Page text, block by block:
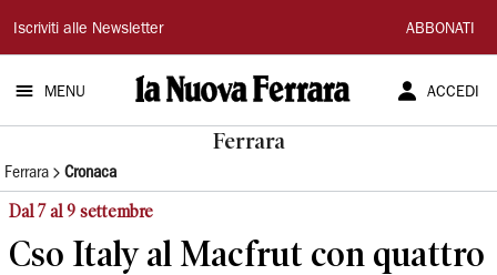
La
Nuova
Ferrara
Iscriviti alle Newsletter ABBONATI
MENU ACCEDI
Ferrara
Ferrara Cronaca
Dal 7 al 9 settembre
Cso Italy al Macfrut con quattro